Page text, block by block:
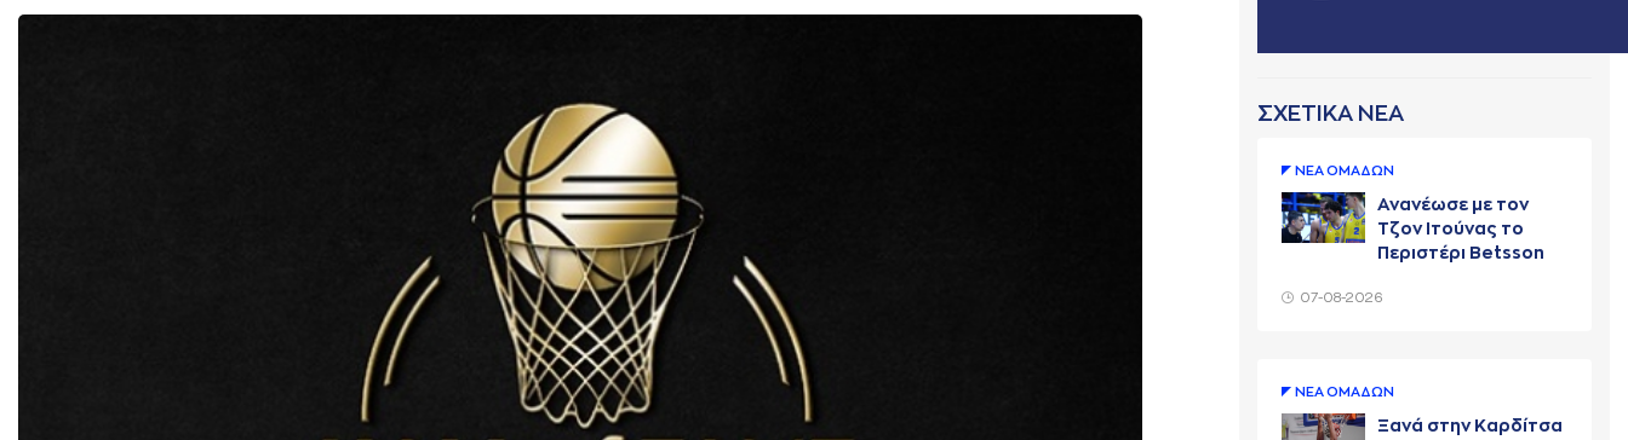
ΣΧΕΤΙΚΑ ΝΕΑ
ΝΕA ΟΜAΔΩΝ
Ανανέωσε με τον
Τζον Ιτούνας το
Περιστέρι Betsson
07-08-2026
ΝΕA ΟΜAΔΩΝ
Ξανά στην Καρδίτσα